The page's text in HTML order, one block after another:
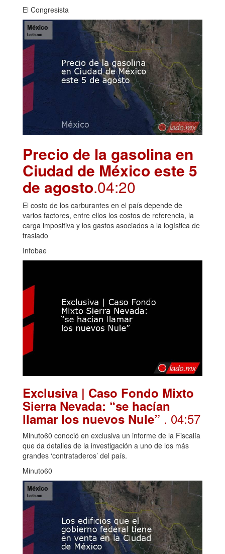
El Congresista
Precio de la gasolina en
Ciudad de México este 5
de agosto.04:20
El costo de los carburantes en el país depende de
varios factores, entre ellos los costos de referencia, la
carga impositiva y los gastos asociados a la logística de
traslado
Infobae
Exclusiva | Caso Fondo Mixto
Sierra Nevada: “se hacían
llamar los nuevos Nule” . 04:57
Minuto60 conoció en exclusiva un informe de la Fiscalía
que da detalles de la investigación a uno de los más
grandes ‘contrataderos’ del país.
Minuto60